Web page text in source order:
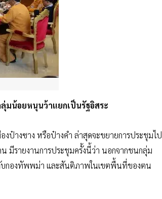
มน้อยหนุนว้าแยกเป็นรัฐอิสระ
ป๋างซาง หรือป๋างคำ ล่าสุดจะขยายการประชุมไป
มีรายงานการประชุมครั้งนี้ว่า นอกจากชนกลุ่ม
กับกองทัพพม่า และสันติภาพในเขตพื้นที่ของตน